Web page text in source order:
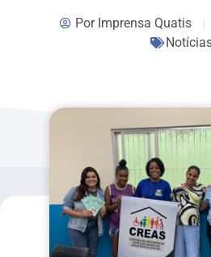
PorImprensa Quatis